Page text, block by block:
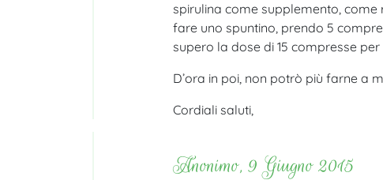
spirulina come supplemento,
fare uno spuntino, prendo 5
supero la dose di 15 compresse
D’ora in poi, non potrò più farne a
Cordiali saluti,
Anonimo, 9 Giugno 2015